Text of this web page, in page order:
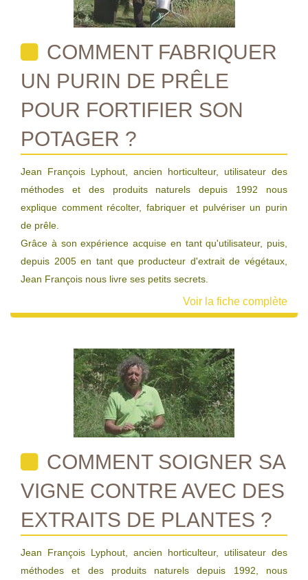
COMMENT FABRIQUER
UN PURIN DE PRÊLE
POUR FORTIFIER SON
POTAGER ?
Jean François Lyphout, ancien horticulteur, utilisateur des
méthodes et des produits naturels depuis 1992 nous
explique comment récolter, fabriquer et pulvériser un purin
de prêle.
Grâce à son expérience acquise en tant qu'utilisateur, puis,
depuis 2005 en tant que producteur d'extrait de végétaux,
Jean François nous livre ses petits secrets.
Voir la fiche complète
COMMENT SOIGNER SA
VIGNE CONTRE AVEC DES
EXTRAITS DE PLANTES ?
Jean François Lyphout, ancien horticulteur, utilisateur des
méthodes et des produits naturels depuis 1992, nous